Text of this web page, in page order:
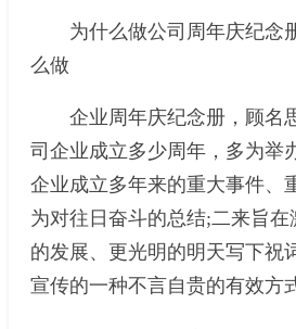
为什么做公司周年庆纪念
么做
企业周年庆纪念册，顾名
司企业成立多少周年，多为举
企业成立多年来的重大事件、
为对往日奋斗的总结;二来旨
的发展、更光明的明天写下祝
宣传的一种不言自贵的有效方